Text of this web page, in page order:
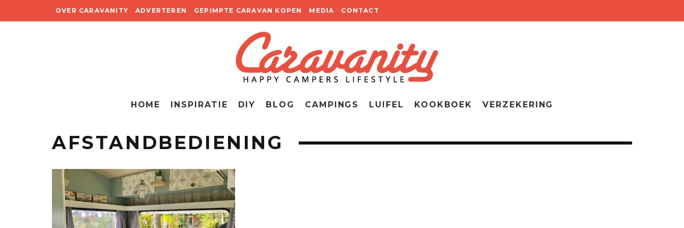
OVER CARAVANITY ADVERTEREN GEPIMPTE CARAVAN KOPEN MEDIA CONTACT
HOME INSPIRATIE DIY BLOG CAMPINGS LUIFEL KOOKBOEK VERZEKERING
AFSTANDBEDIENING